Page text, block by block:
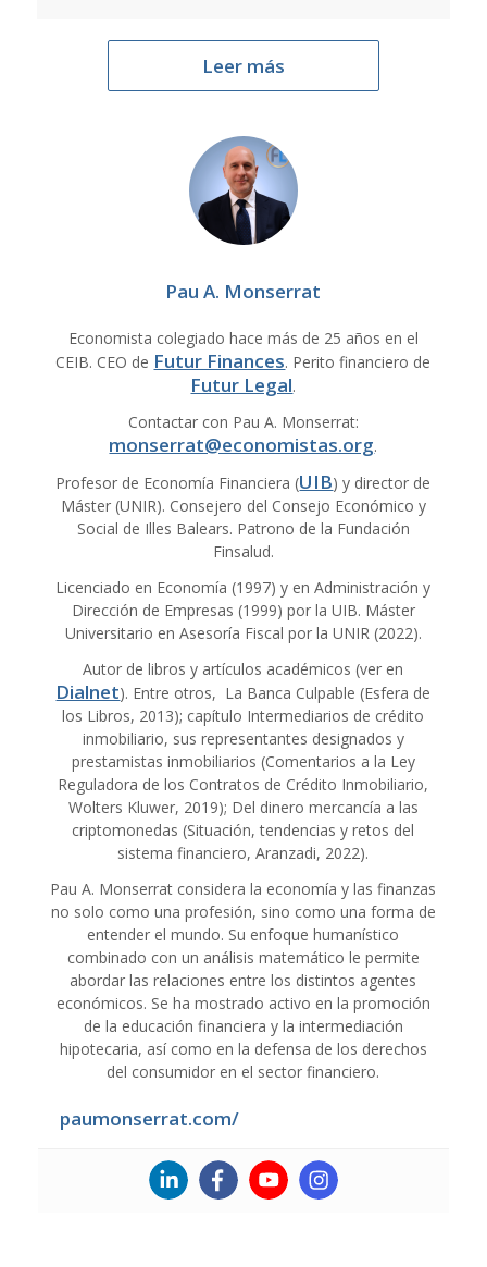
Leer más
Pau A. Monserrat
Economista colegiado hace más de 25 años en el
CEIB. CEO de Futur Finances. Perito financiero de
Futur Legal.
Contactar con Pau A. Monserrat:
monserrat@economistas.org.
Profesor de Economía Financiera (UIB) y director de
Máster (UNIR). Consejero del Consejo Económico y
Social de Illes Balears. Patrono de la Fundación
Finsalud.
Licenciado en Economía (1997) y en Administración y
Dirección de Empresas (1999) por la UIB. Máster
Universitario en Asesoría Fiscal por la UNIR (2022).
Autor de libros y artículos académicos (ver en
Dialnet). Entre otros, La Banca Culpable (Esfera de
los Libros, 2013); capítulo Intermediarios de crédito
inmobiliario, sus representantes designados y
prestamistas inmobiliarios (Comentarios a la Ley
Reguladora de los Contratos de Crédito Inmobiliario,
Wolters Kluwer, 2019); Del dinero mercancía a las
criptomonedas (Situación, tendencias y retos del
sistema financiero, Aranzadi, 2022).
Pau A. Monserrat considera la economía y las finanzas
no solo como una profesión, sino como una forma de
entender el mundo. Su enfoque humanístico
combinado con un análisis matemático le permite
abordar las relaciones entre los distintos agentes
económicos. Se ha mostrado activo en la promoción
de la educación financiera y la intermediación
hipotecaria, así como en la defensa de los derechos
del consumidor en el sector financiero.
paumonserrat.com/